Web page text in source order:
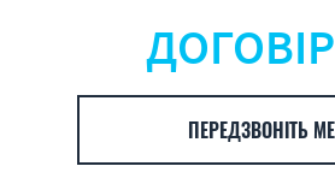
ПЕРЕДЗВОНІТЬ